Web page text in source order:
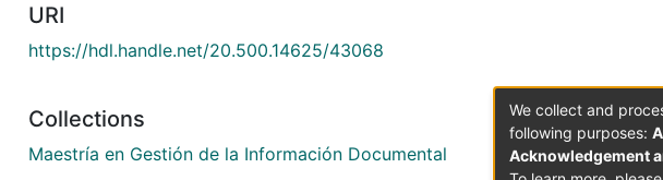
URI
https://hdl.handle.net/20.500.14625/43068
Collections
Maestría en Gestión de la Información Documental
We collect and
following purposes:
Acknowledgement